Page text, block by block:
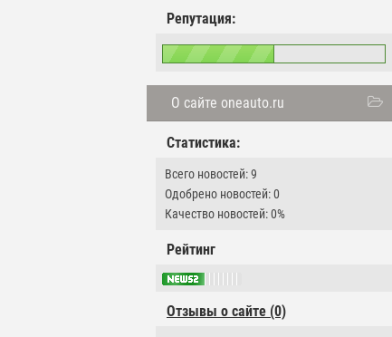
Репутация:
О сайте oneauto.ru
Статистика:
Всего новостей: 9
Одобрено новостей: 0
Качество новостей: 0%
Рейтинг
Отзывы о сайте (0)